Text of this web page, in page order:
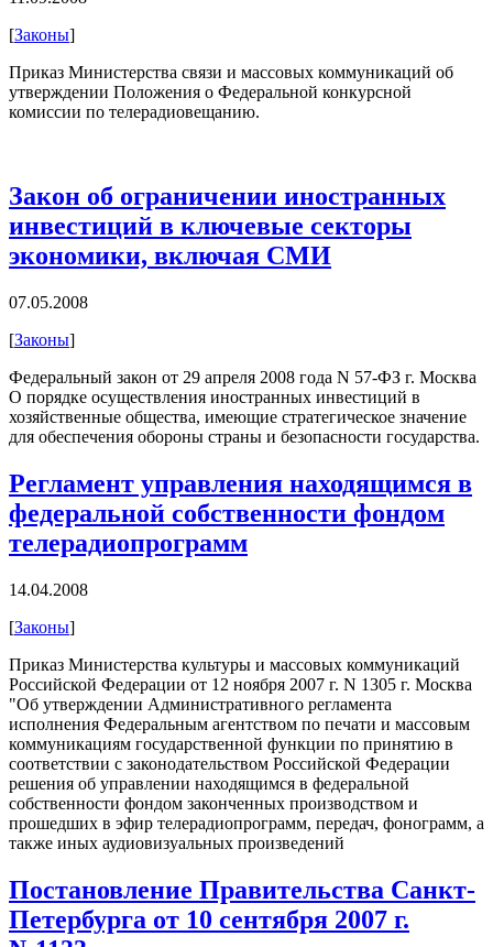
[Законы]
Приказ Министерства связи и массовых коммуникаций об
утверждении Положения о Федеральной конкурсной
комиссии по телерадиовещанию.
Закон об ограничении иностранных
инвестиций в ключевые секторы
экономики, включая СМИ
07.05.2008
[Законы]
Федеральный закон от 29 апреля 2008 года N 57-ФЗ г. Москва
О порядке осуществления иностранных инвестиций в
хозяйственные общества, имеющие стратегическое значение
для обеспечения обороны страны и безопасности государства.
Регламент управления находящимся в
федеральной собственности фондом
телерадиопрограмм
14.04.2008
[Законы]
Приказ Министерства культуры и массовых коммуникаций
Российской Федерации от 12 ноября 2007 г. N 1305 г. Москва
"Об утверждении Административного регламента
исполнения Федеральным агентством по печати и массовым
коммуникациям государственной функции по принятию в
соответствии с законодательством Российской Федерации
решения об управлении находящимся в федеральной
собственности фондом законченных производством и
прошедших в эфир телерадиопрограмм, передач, фонограмм, а
также иных аудиовизуальных произведений
Постановление Правительства Санкт-
Петербурга от 10 сентября 2007 г.